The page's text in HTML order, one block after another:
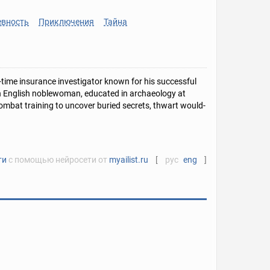
Приключения Тайна
insurance investigator known for his successful
noblewoman, educated in archaeology at
training to uncover buried secrets, thwart would-
с помощью нейросети от myailist.ru [ рус eng ]